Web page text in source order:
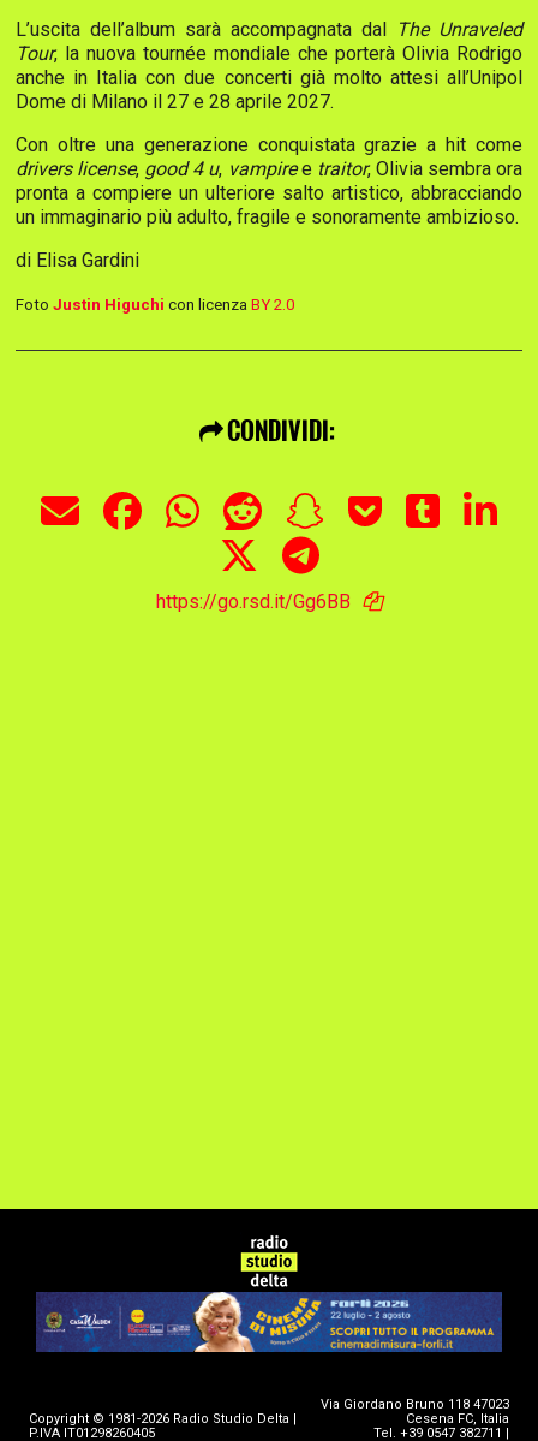
L’uscita dell’album sarà accompagnata dal
The Unraveled
Tour, la nuova tournée mondiale che porterà Olivia Rodrigo
anche in Italia con due concerti già molto attesi all’Unipol
Dome di Milano il 27 e 28 aprile 2027.
Con oltre una generazione conquistata grazie a hit come
drivers license, good 4 u, vampiree traitor, Olivia sembra ora
pronta a compiere un ulteriore salto artistico, abbracciando
un immaginario più adulto, fragile e sonoramente ambizioso.
di Elisa Gardini
Foto Justin Higuchi con licenza BY 2.0
CONDIVIDI:
https://go.rsd.it/Gg6BB
Copyright © 1981-2026 Radio Studio Delta |
P.IVA IT01298260405
Via Giordano Bruno 118 47023
Cesena FC, Italia
Tel. +39 0547 382711 |